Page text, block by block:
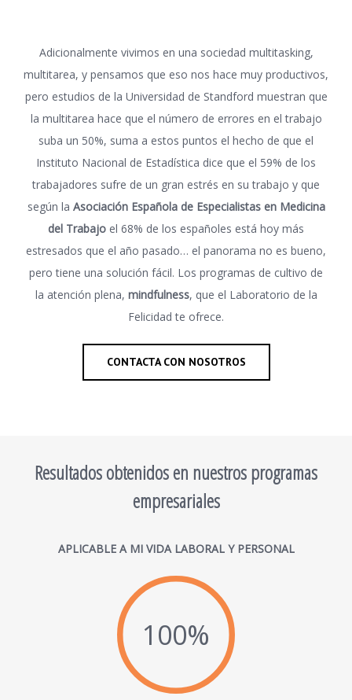
Adicionalmente vivimos en una sociedad multitasking,
multitarea, y pensamos que eso nos hace muy productivos,
pero estudios de la Universidad de Standford muestran que
la multitarea hace que el número de errores en el trabajo
suba un 50%, suma a estos puntos el hecho de que el
Instituto Nacional de Estadística dice que el 59% de los
trabajadores sufre de un gran estrés en su trabajo y que
según la Asociación Española de Especialistas en Medicina
del Trabajo el 68% de los españoles está hoy más
estresados que el año pasado… el panorama no es bueno,
pero tiene una solución fácil. Los programas de cultivo de
la atención plena, mindfulness, que el Laboratorio de la
Felicidad te ofrece.
CONTACTA CON NOSOTROS
Resultados obtenidos en nuestros programas
empresariales
APLICABLE A MI VIDA LABORAL Y PERSONAL
100%